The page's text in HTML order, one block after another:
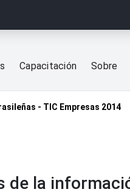
Capacitación Sobre
- TIC Empresas 2014
de la